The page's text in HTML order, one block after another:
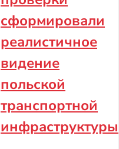
сформировали
реалистичное
видение
польской
транспортной
инфраструктуры